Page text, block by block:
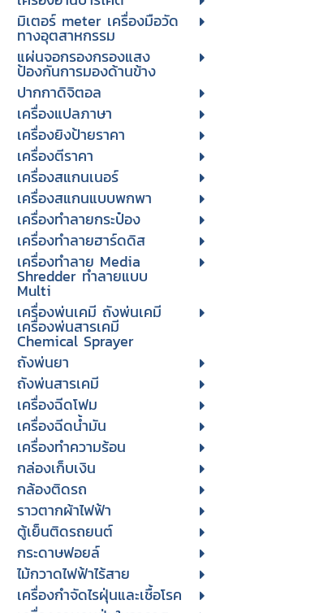
มิเตอร์ meter เครื่องมือวัด
ทางอุตสาหกรรม
แผ่นจอกรองกรองแสง
ป้องกันการมองด้านข้าง
ปากกาดิจิตอล
เครื่องแปลภาษา
เครื่องยิงป้ายราคา
เครื่องตีราคา
เครื่องสแกนเนอร์
เครื่องสแกนแบบพกพา
เครื่องทำลายกระป๋อง
เครื่องทำลายฮาร์ดดิส
เครื่องทำลาย Media
Shredder ทำลายแบบ
Multi
เครื่องพ่นเคมี ถังพ่นเคมี
เครื่องพ่นสารเคมี
Chemical Sprayer
ถังพ่นยา
ถังพ่นสารเคมี
เครื่องฉีดโฟม
เครื่องฉีดน้ำมัน
เครื่องทำความร้อน
กล่องเก็บเงิน
กล้องติดรถ
ราวตากผ้าไฟฟ้า
ตู้เย็นติดรถยนต์
กระดาษฟอยล์
ไม้กวาดไฟฟ้าไร้สาย
เครื่องกำจัดไรฝุ่นและเชื้อโรค